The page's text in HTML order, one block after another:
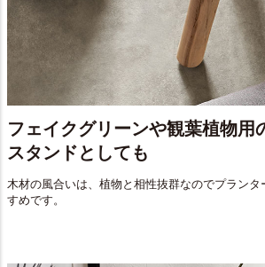
フェイクグリーンや観葉植物用
スタンドとしても
木材の風合いは、植物と相性抜群なのでプランタ
すめです。